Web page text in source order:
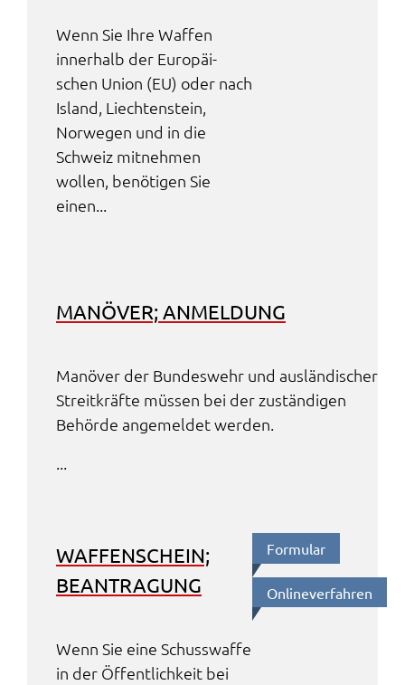
Wenn Sie Ihre Waffen
inner­halb der Euro­päi­
schen Union (EU) oder nach
Island, Liech­ten­stein,
Norwe­gen und in die
Schweiz mitneh­men
wollen, benö­ti­gen Sie
einen...
MANÖ­VER; ANMEL­DUNG
Manö­ver der Bundes­wehr und auslän­di­scher
Streit­kräf­te müssen bei der zustän­di­gen
Behör­de ange­mel­det werden.
...
WAFFEN­SCHEIN;
BEAN­TRA­GUNG
Wenn Sie eine Schuss­waf­fe
in der Öffent­lich­keit bei
Formu­lar
Online­ver­fah­ren